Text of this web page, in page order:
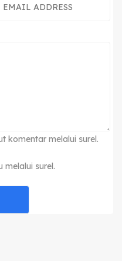
komentar melalui surel.
melalui surel.